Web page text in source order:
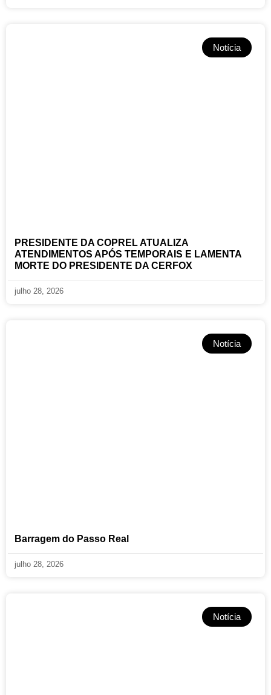
Notícia
PRESIDENTE DA COPREL ATUALIZA
ATENDIMENTOS APÓS TEMPORAIS E LAMENTA
MORTE DO PRESIDENTE DA CERFOX
julho 28, 2026
Notícia
Barragem do Passo Real
julho 28, 2026
Notícia